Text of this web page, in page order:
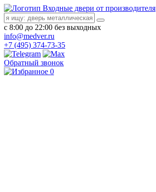
Входные двери от производителя
с 8:00 до 22:00 без выходных
info@medver.ru
+7 (495) 374-73-35
Обратный звонок
0